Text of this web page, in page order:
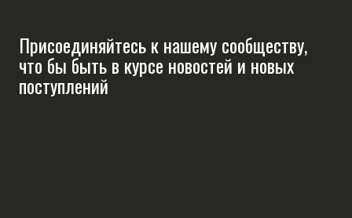
Присоединяйтесь к нашему сообществу,
что бы быть в курсе новостей и новых
поступлений